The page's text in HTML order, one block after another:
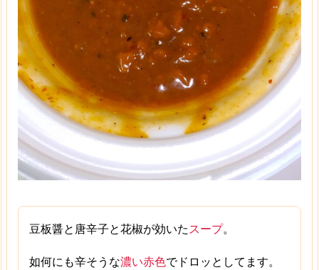
豆板醤と唐辛子と花椒が効いたスープ。
如何にも辛そうな濃い赤色でドロッとしてます。